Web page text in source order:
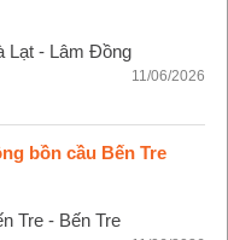
Lạt - Lâm Đồng
11/06/2026
bồn cầu Bến Tre
Tre - Bến Tre